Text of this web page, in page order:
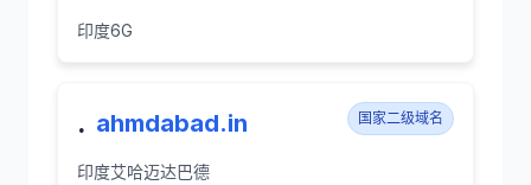
印度6G
. ahmdabad.in 国家二级域名
印度艾哈迈达巴德